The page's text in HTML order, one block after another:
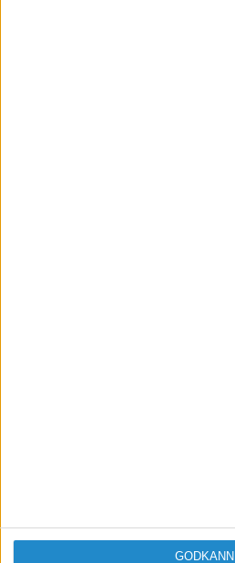
GODKÄNN
Logga in / Registrera